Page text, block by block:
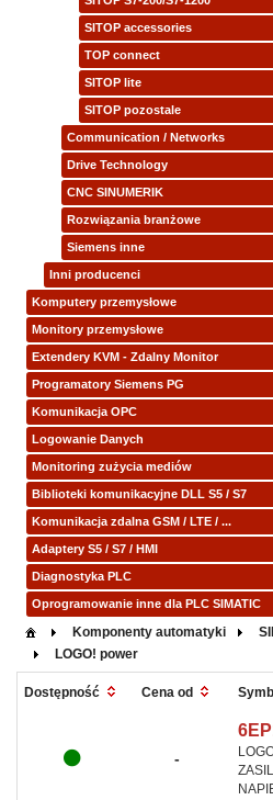
SITOP accessories
TOP connect
SITOP lite
SITOP pozostale
Communication / Networks
Drive Technology
CNC SINUMERIK
Rozwiązania branżowe
Siemens inne
Inni producenci
Komputery przemysłowe
Monitory przemysłowe
Extendery KVM - Zdalny Monitor
Programatory Siemens PG
Komunikacja OPC
Logowanie Danych
Monitoring zużycia mediów
Biblioteki komunikacyjne DLL S5 / S7
Komunikacja zdalna GSM / LTE / ...
Adaptery S5 / S7 / HMI
Diagnostyka PLC
Oprogramowanie inne dla PLC SIMATIC
Komponenty automatyki
LOGO! power
Dostępność Cena od
-